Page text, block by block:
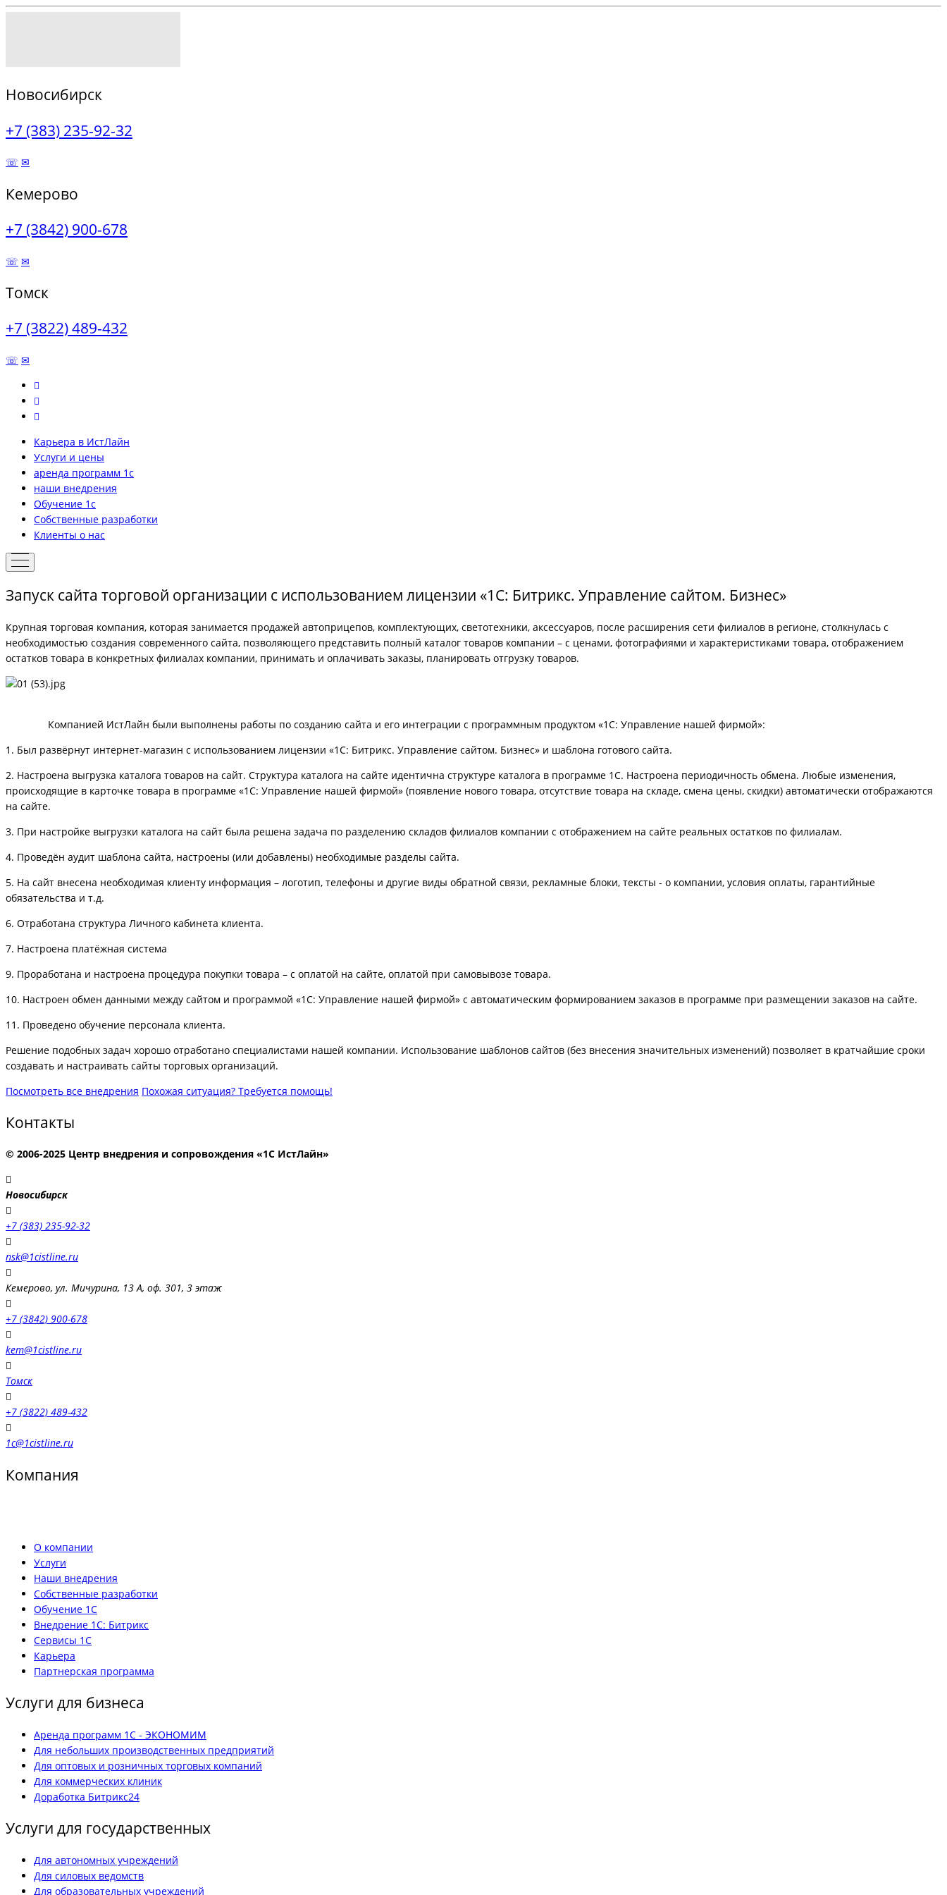
Новосибирск
+7 (383) 235-92-32
☏ ✉
Кемерово
+7 (3842) 900-678
☏ ✉
Томск
+7 (3822) 489-432
☏ ✉
Карьера в ИстЛайн
Услуги и цены
аренда программ 1с
наши внедрения
Обучение 1с
Собственные разработки
Клиенты о нас
Запуск сайта торговой организации с использованием лицензии «1С: Битрикс. Управление сайтом. Бизнес»
Крупная торговая компания, которая занимается продажей автоприцепов, комплектующих, светотехники, аксессуаров, после расширения сети филиалов в регионе, столкнулась с
необходимостью создания современного сайта, позволяющего представить полный каталог товаров компании – с ценами, фотографиями и характеристиками товара, отображением
остатков товара в конкретных филиалах компании, принимать и оплачивать заказы, планировать отгрузку товаров.
Компанией ИстЛайн были выполнены работы по созданию сайта и его интеграции с программным продуктом «1С: Управление нашей фирмой»:
1. Был развёрнут интернет-магазин с использованием лицензии «1С: Битрикс. Управление сайтом. Бизнес» и шаблона готового сайта.
2. Настроена выгрузка каталога товаров на сайт. Структура каталога на сайте идентична структуре каталога в программе 1С. Настроена периодичность обмена. Любые изменения,
происходящие в карточке товара в программе «1С: Управление нашей фирмой» (появление нового товара, отсутствие товара на складе, смена цены, скидки) автоматически отображаются
на сайте.
3. При настройке выгрузки каталога на сайт была решена задача по разделению складов филиалов компании с отображением на сайте реальных остатков по филиалам.
4. Проведён аудит шаблона сайта, настроены (или добавлены) необходимые разделы сайта.
5. На сайт внесена необходимая клиенту информация – логотип, телефоны и другие виды обратной связи, рекламные блоки, тексты - о компании, условия оплаты, гарантийные
обязательства и т.д.
6. Отработана структура Личного кабинета клиента.
7. Настроена платёжная система
9. Проработана и настроена процедура покупки товара – с оплатой на сайте, оплатой при самовывозе товара.
10. Настроен обмен данными между сайтом и программой «1С: Управление нашей фирмой» с автоматическим формированием заказов в программе при размещении заказов на сайте.
11. Проведено обучение персонала клиента.
Решение подобных задач хорошо отработано специалистами нашей компании. Использование шаблонов сайтов (без внесения значительных изменений) позволяет в кратчайшие сроки
создавать и настраивать сайты торговых организаций.
Посмотреть все внедрения Похожая ситуация? Требуется помощь!
Контакты
© 2006-2025 Центр внедрения и сопровождения «1С ИстЛайн»
Новосибирск
+7 (383) 235-92-32
nsk@1cistline.ru
Кемерово, ул. Мичурина, 13 А, оф. 301, 3 этаж
+7 (3842) 900-678
kem@1cistline.ru
Томск
+7 (3822) 489-432
1c@1cistline.ru
Компания
О компании
Услуги
Наши внедрения
Собственные разработки
Обучение 1С
Внедрение 1С: Битрикс
Сервисы 1С
Карьера
Партнерская программа
Услуги для бизнеса
Аренда программ 1С - ЭКОНОМИМ
Для небольших производственных предприятий
Для оптовых и розничных торговых компаний
Для коммерческих клиник
Доработка Битрикс24
Услуги для государственных
Для автономных учреждений
Для силовых ведомств
Для образовательных учреждений